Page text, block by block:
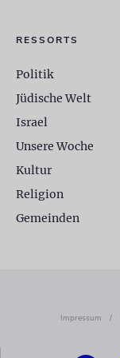
RESSORTS
Politik
Jüdische Welt
Israel
Unsere Woche
Kultur
Religion
Gemeinden
Impressum
/